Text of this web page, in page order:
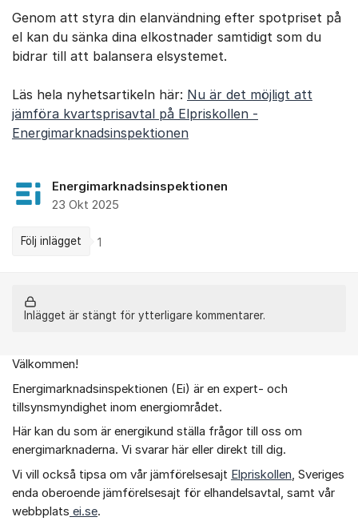
Genom att styra din elanvändning efter spotpriset på
el kan du sänka dina elkostnader samtidigt som du
bidrar till att balansera elsystemet.
Läs hela nyhetsartikeln här: Nu är det möjligt att
jämföra kvartsprisavtal på Elpriskollen -
Energimarknadsinspektionen
Energimarknadsinspektionen
23 Okt 2025
Följ inlägget 1
Inlägget är stängt för ytterligare kommentarer.
Om forumet
Välkommen!
Energimarknadsinspektionen (Ei) är en expert- och
tillsynsmyndighet inom energiområdet.
Här kan du som är energikund ställa frågor till oss om
energimarknaderna. Vi svarar här eller direkt till dig.
Vi vill också tipsa om vår jämförelsesajt Elpriskollen, Sveriges
enda oberoende jämförelsesajt för elhandelsavtal, samt vår
webbplats ei.se.